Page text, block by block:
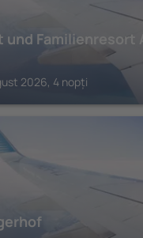
und Familienresort
2026, 4 nopți